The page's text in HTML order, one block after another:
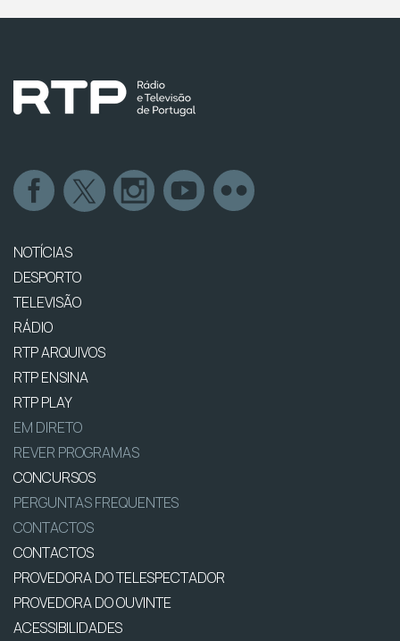
NOTÍCIAS
DESPORTO
TELEVISÃO
RÁDIO
RTP ARQUIVOS
RTP ENSINA
RTP PLAY
EM DIRETO
REVER PROGRAMAS
CONCURSOS
PERGUNTAS FREQUENTES
CONTACTOS
CONTACTOS
PROVEDORA DO TELESPECTADOR
PROVEDORA DO OUVINTE
ACESSIBILIDADES